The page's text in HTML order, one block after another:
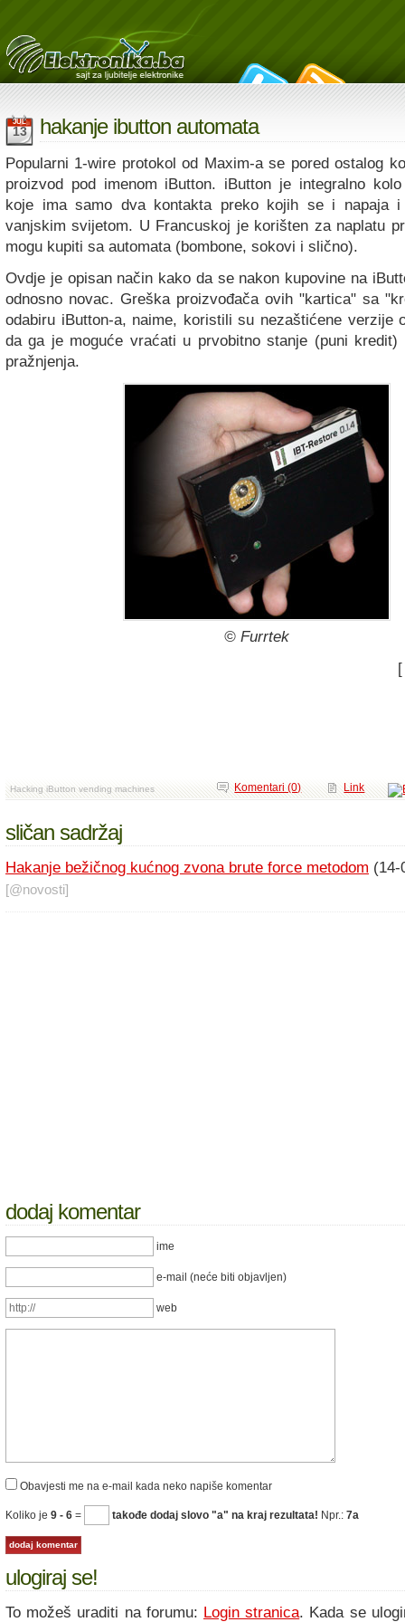
JUL
13 hakanje ibutton automata
Popularni 1-wire protokol od Maxim-a se pored ostalog
proizvod pod imenom iButton. iButton je integralno
koje ima samo dva kontakta preko kojih se i napaja i
vanjskim svijetom. U Francuskoj je korišten za naplatu
mogu kupiti sa automata (bombone, sokovi i slično).
Ovdje je opisan način kako da se nakon kupovine na
odnosno novac. Greška proizvođača ovih "kartica" sa
odabiru iButton-a, naime, koristili su nezaštićene verzije
da ga je moguće vraćati u prvobitno stanje (puni kredit)
pražnjenja.
© Furrtek
Hacking iButton vending machines Link
Komentari (0)
sličan sadržaj
Hakanje bežičnog kućnog zvona brute force metodom (14-
[@novosti]
dodaj komentar
ime
e-mail (neće biti objavljen)
web
Obavjesti me na e-mail kada neko napiše komentar
Koliko je 9 - 6 = takođe dodaj slovo "a" na kraj rezultata! Npr.: 7a
ulogiraj se!
To možeš uraditi na forumu: Login stranica. Kada se